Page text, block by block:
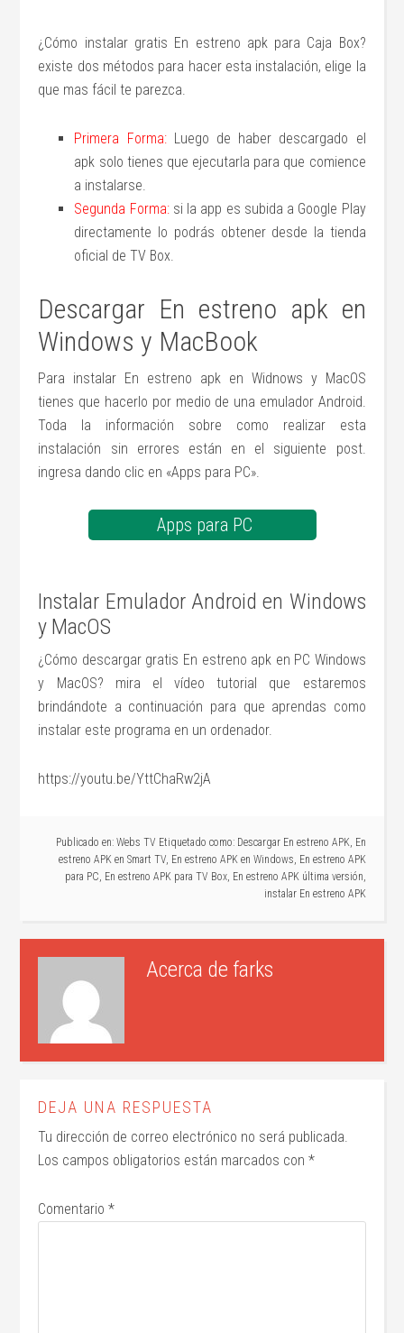
¿Cómo instalar gratis En estreno apk para Caja Box?
existe dos métodos para hacer esta instalación, elige la
que mas fácil te parezca.
Primera Forma:Luego de haber descargado el
apk solo tienes que ejecutarla para que comience
a instalarse.
Segunda Forma:si la app es subida a Google Play
directamente lo podrás obtener desde la tienda
oficial de TV Box.
Descargar En estreno apk en
Windows y MacBook
Para instalar En estreno apk en Widnows y MacOS
tienes que hacerlo por medio de una emulador Android.
Toda la información sobre como realizar esta
instalación sin errores están en el siguiente post.
ingresa dando clic en «Apps para PC».
Apps para PC
Instalar Emulador Android en Windows
y MacOS
¿Cómo descargar gratis En estreno apk en PC Windows
y MacOS? mira el vídeo tutorial que estaremos
brindándote a continuación para que aprendas como
instalar este programa en un ordenador.
https://youtu.be/YttChaRw2jA
Publicado en: Webs TV Etiquetado como: Descargar En estreno APK, En
estreno APK en Smart TV, En estreno APK en Windows, En estreno APK
para PC, En estreno APK para TV Box, En estreno APK última versión,
instalar En estreno APK
Acerca de farks
DEJA UNA RESPUESTA
Tu dirección de correo electrónico no será publicada.
Los campos obligatorios están marcados con*
Comentario*